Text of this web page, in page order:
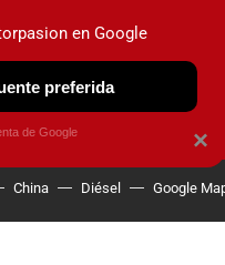
OBSERVATORIO
China Diésel Google
×
en Google
preferida
de Google